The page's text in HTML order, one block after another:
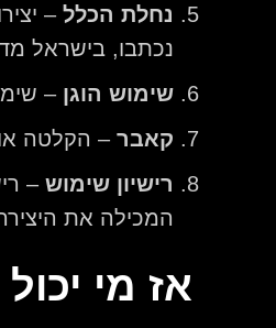
נחלת הכלל –
נכתבו, בישראל מדובר ב90 שנים משנת היצירה או 70 שנים ממות
שימוש הוגן –
קאבר – הקלטה
רישיון שימוש –
המכילה את
אז מי